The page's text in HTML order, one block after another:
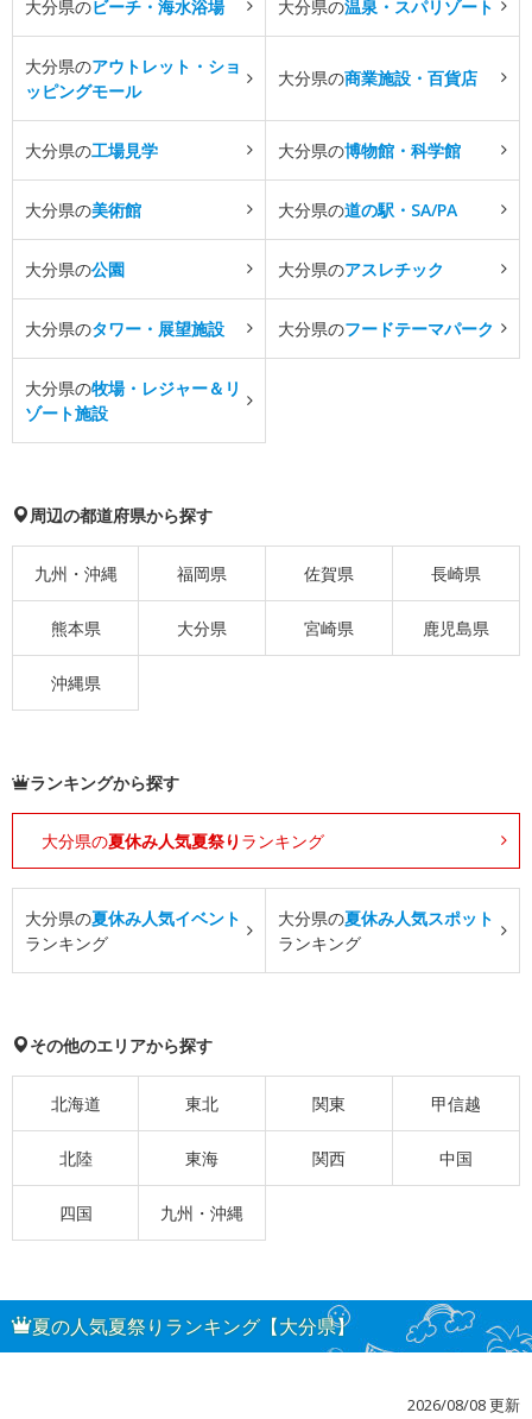
大分県のビーチ・海水浴場 大分県の温泉・スパリゾート
大分県のアウトレット・ショ
ッピングモール
大分県の商業施設・百貨店
大分県の工場見学 大分県の博物館・科学館
大分県の美術館 大分県の道の駅・SA/PA
大分県の公園 大分県のアスレチック
大分県のタワー・展望施設 大分県のフードテーマパーク
大分県の牧場・レジャー＆リ
ゾート施設
周辺の都道府県から探す
九州・沖縄 福岡県 佐賀県 長崎県
熊本県 大分県 宮崎県 鹿児島県
沖縄県
ランキングから探す
大分県の夏休み人気夏祭り ランキング
大分県の夏休み人気イベント
ランキング
大分県の夏休み人気スポット
ランキング
その他のエリアから探す
北海道 東北 関東 甲信越
北陸 東海 関西 中国
四国 九州・沖縄
夏の人気夏祭りランキング【大分県】
2026/08/08 更新